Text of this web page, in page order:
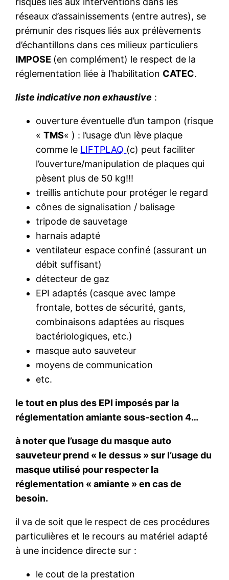
réseaux d’assainissements (entre autres), se
prémunir des risques liés aux prélèvements
d’échantillons dans ces milieux particuliers
IMPOSE (en complément) le respect de la
réglementation liée à l’habilitation CATEC.
liste indicative non exhaustive :
ouverture éventuelle d’un tampon (risque
«TMS« ) : l’usage d’un lève plaque
comme le LIFTPLAQ (c) peut faciliter
l’ouverture/manipulation de plaques qui
pèsent plus de 50 kg!!!
treillis antichute pour protéger le regard
cônes de signalisation / balisage
tripode de sauvetage
harnais adapté
ventilateur espace confiné (assurant un
débit suffisant)
détecteur de gaz
EPI adaptés (casque avec lampe
frontale, bottes de sécurité, gants,
combinaisons adaptées au risques
bactériologiques, etc.)
masque auto sauveteur
moyens de communication
etc.
le tout en plus des EPI imposés par la
réglementation amiante sous-section 4…
à noter que l’usage du masque auto
sauveteur prend « le dessus » sur l’usage du
masque utilisé pour respecter la
réglementation « amiante » en cas de
besoin.
il va de soit que le respect de ces procédures
particulières et le recours au matériel adapté
à une incidence directe sur :
le cout de la prestation